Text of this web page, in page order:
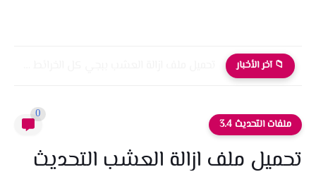
📁 آخر الأخبار
ملفات التحديث 3.4
0
تحميل ملف ازالة العشب التحديث